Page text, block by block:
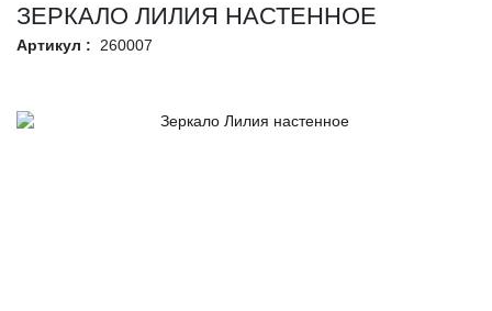
ЗЕРКАЛО ЛИЛИЯ НАСТЕННОЕ
Артикул : 260007